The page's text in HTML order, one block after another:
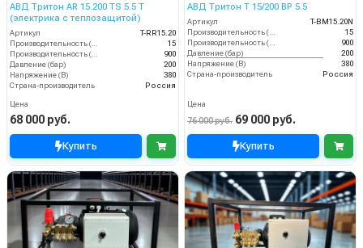
АВД Тритон AR 15.200 TS 5.5 Т
(электрика с теплозащитой)
Артикул
T-RR15.20
15
900
Давление (бар)
200
Напряжение (В)
380
Страна-производитель
Россия
Цена
68 000 руб.
Купить
АВД Тритон Т 15/200 ВР 5.5
Артикул
T-BM15.20N
15
900
Давление (бар)
200
Напряжение (В)
380
Страна-производитель
Россия
Цена
76 000 руб. 69 000 руб.
Купить